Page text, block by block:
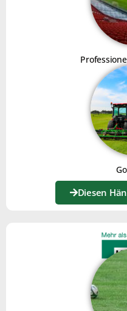
fabrication du Peigne à
EMILIE PÉQUIGNOT
DIE SCHLÜSSEL
MINERALISCHEN
Diesen